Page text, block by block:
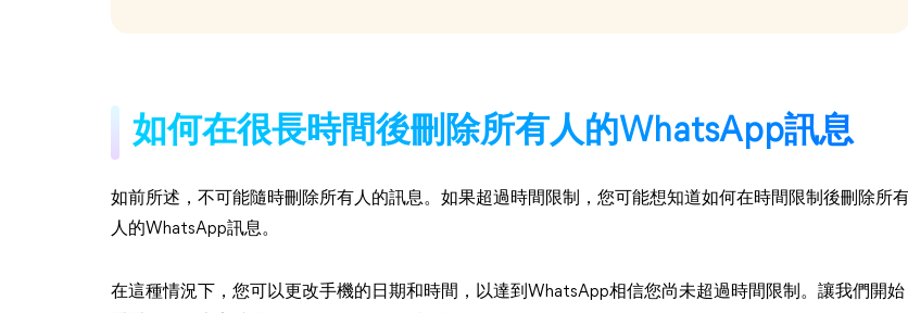
如何在很長時間後刪除所有人的WhatsApp訊息
如前所述，不可能隨時刪除所有人的訊息。如果超過時間限制，您可能想知道如何在時間限制後刪除所有
人的WhatsApp訊息。
在這種情況下，您可以更改手機的日期和時間，以達到WhatsApp相信您尚未超過時間限制。讓我們開始